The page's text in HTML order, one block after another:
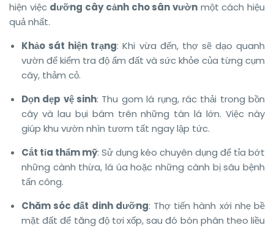
hiện việc dưỡng cây cảnh cho sân vườnmột cách hiệu
quả nhất.
Khảo sát hiện trạng: Khi vừa đến, thợ sẽ dạo quanh
vườn để kiểm tra độ ẩm đất và sức khỏe của từng cụm
cây, thảm cỏ.
Dọn dẹp vệ sinh: Thu gom lá rụng, rác thải trong bồn
cây và lau bụi bám trên những tán lá lớn. Việc này
giúp khu vườn nhìn tươm tất ngay lập tức.
Cắt tỉa thẩm mỹ: Sử dụng kéo chuyên dụng để tỉa bớt
những cành thừa, lá úa hoặc những cành bị sâu bệnh
tấn công.
Chăm sóc đất dinh dưỡng: Thợ tiến hành xới nhẹ bề
mặt đất để tăng độ tơi xốp, sau đó bón phân theo liều